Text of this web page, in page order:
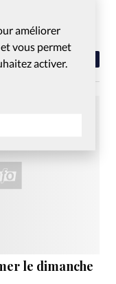
améliorer
vous permet
activer.
Liberté religieuse
indices
le dimanche